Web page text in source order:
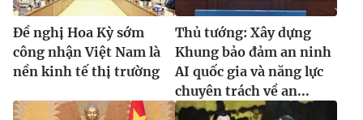
Đề nghị Hoa Kỳ sớm
công nhận Việt Nam là
nền kinh tế thị trường
Thủ tướng: Xây dựng
Khung bảo đảm an ninh
AI quốc gia và năng lực
chuyên trách về an...